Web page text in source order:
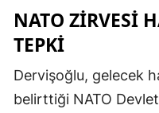
NATO ZIRVESI
TEPKI
Dervişoğlu, gelecek
belirttiği NATO